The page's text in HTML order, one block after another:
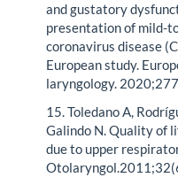
and gustatory
presentation of mild-
coronavirus disease
European study.
laryngology.
15. Toledano A,
Galindo N. Quality of
due to upper